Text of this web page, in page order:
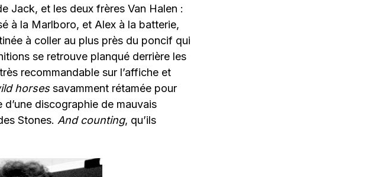
Jack, et les deux frères Van Halen :
à la Marlboro, et Alex à la batterie,
à coller au plus près du poncif qui
se retrouve planqué derrière les
recommandable sur l’affiche et
horsessavamment rétamée pour
discographie de mauvais
Stones. And counting, qu’ils